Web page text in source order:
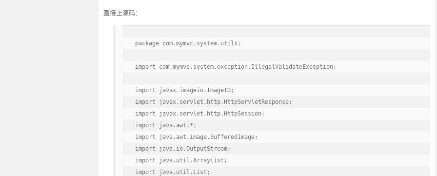
直接上源码：
package com.mymvc.system.utils;
import com.mymvc.system.exception.IllegalValidateException;
import javax.imageio.ImageIO;
import javax.servlet.http.HttpServletResponse;
import javax.servlet.http.HttpSession;
import java.awt.*;
import java.awt.image.BufferedImage;
import java.io.OutputStream;
import java.util.ArrayList;
import java.util.List;